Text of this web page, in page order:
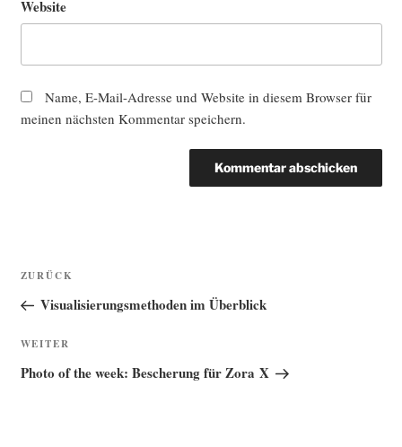
Website
Name, E-Mail-Adresse und Website in diesem Browser für
meinen nächsten Kommentar speichern.
Beitragsnavigation
Vorheriger
Beitrag
ZURÜCK
Visualisierungsmethoden im Überblick
Nächster
Beitrag
WEITER
Photo of the week: Bescherung für Zora X